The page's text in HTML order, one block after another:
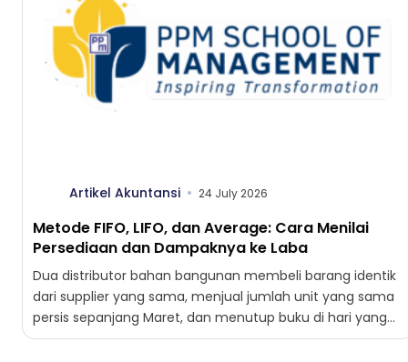
Artikel Akuntansi 24 July 2026
Metode FIFO, LIFO, dan Average: Cara Menilai
Persediaan dan Dampaknya ke Laba
Dua distributor bahan bangunan membeli barang identik
dari supplier yang sama, menjual jumlah unit yang sama
persis sepanjang Maret, dan menutup buku di hari yang...